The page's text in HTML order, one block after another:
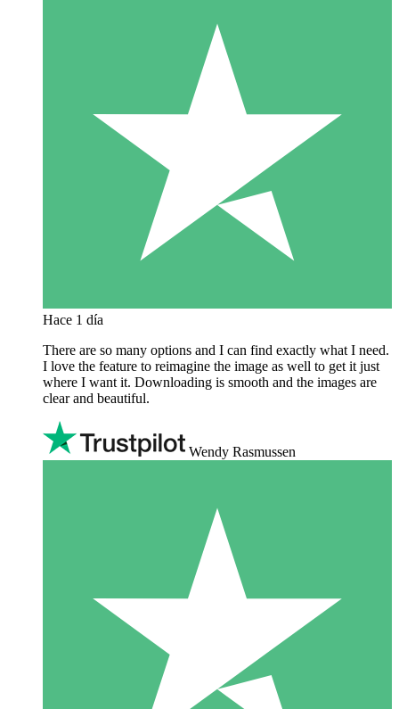
Hace 1 día
There are so many options and I can find exactly what I need.
I love the feature to reimagine the image as well to get it just
where I want it. Downloading is smooth and the images are
clear and beautiful.
Wendy Rasmussen